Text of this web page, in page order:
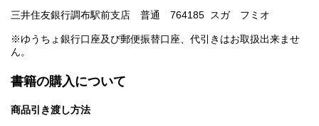
三井住友銀行調布駅前支店 普通 764185 スガ フミオ
※ゆうちょ銀行口座及び郵便振替口座、代引きはお取扱出来ませ
ん。
書籍の購入について
商品引き渡し方法